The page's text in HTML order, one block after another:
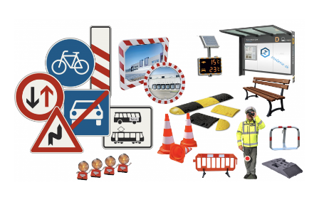
KÔŠ
NA
TRIEDENÝ
ODPAD
008,60